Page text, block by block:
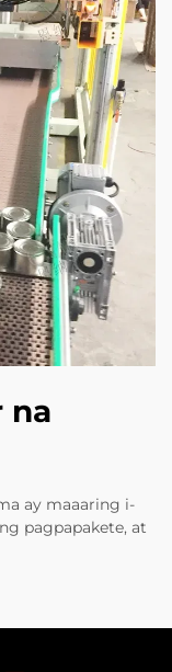
na
ay maaaring i-
pagpapakete, at